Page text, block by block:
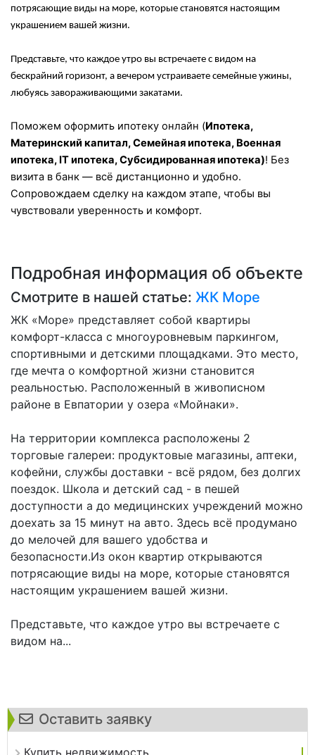
Оставить заявку
потрясающие виды на море, которые становятся настоящим
украшением вашей жизни.
Представьте, что каждое утро вы встречаете с видом на
бескрайний горизонт, а вечером устраиваете семейные ужины,
любуясь завораживающими закатами.
Поможем оформить ипотеку онлайн (Ипотека,
Материнский капитал, Семейная ипотека, Военная
ипотека, IT ипотека, Субсидированная ипотека)! Без
визита в банк — всё дистанционно и удобно.
Сопровождаем сделку на каждом этапе, чтобы вы
чувствовали уверенность и комфорт.
Подробная информация об объекте
Смотрите в нашей статье: ЖК Море
ЖК «Море» представляет собой квартиры
комфорт-класса с многоуровневым паркингом,
спортивными и детскими площадками. Это место,
где мечта о комфортной жизни становится
реальностью. Расположенный в живописном
районе в Евпатории у озера «Мойнаки».
На территории комплекса расположены 2
торговые галереи: продуктовые магазины, аптеки,
кофейни, службы доставки - всё рядом, без долгих
поездок. Школа и детский сад - в пешей
доступности а до медицинских учреждений можно
доехать за 15 минут на авто. Здесь всё продумано
до мелочей для вашего удобства и
безопасности.Из окон квартир открываются
потрясающие виды на море, которые становятся
настоящим украшением вашей жизни.
Представьте, что каждое утро вы встречаете с
видом на...